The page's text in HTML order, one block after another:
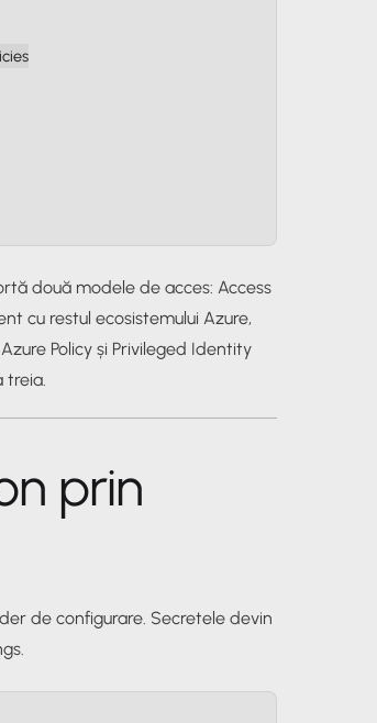
două modele de acces: Access
cu restul ecosistemului Azure,
Policy și Privileged Identity
treia.
prin
de configurare. Secretele devin